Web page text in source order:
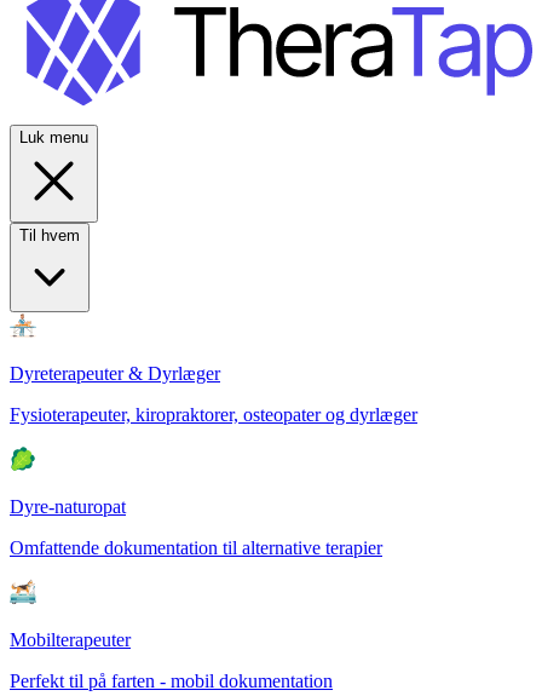
Luk menu
Til hvem
Dyreterapeuter & Dyrlæger
Fysioterapeuter, kiropraktorer, osteopater og dyrlæger
Dyre-naturopat
Omfattende dokumentation til alternative terapier
Mobilterapeuter
Perfekt til på farten - mobil dokumentation